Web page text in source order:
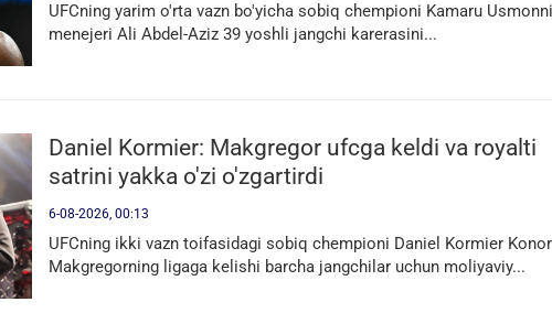
UFCning yarim o'rta vazn bo'yicha sobiq chempioni Kamaru
menejeri Ali Abdel-Aziz 39 yoshli jangchi karerasini...
Daniel Kormier: Makgregor ufcga keldi va royalti
satrini yakka o'zi o'zgartirdi
6-08-2026, 00:13
UFCning ikki vazn toifasidagi sobiq chempioni Daniel Kormier Konor
Makgregorning ligaga kelishi barcha jangchilar uchun moliyaviy...